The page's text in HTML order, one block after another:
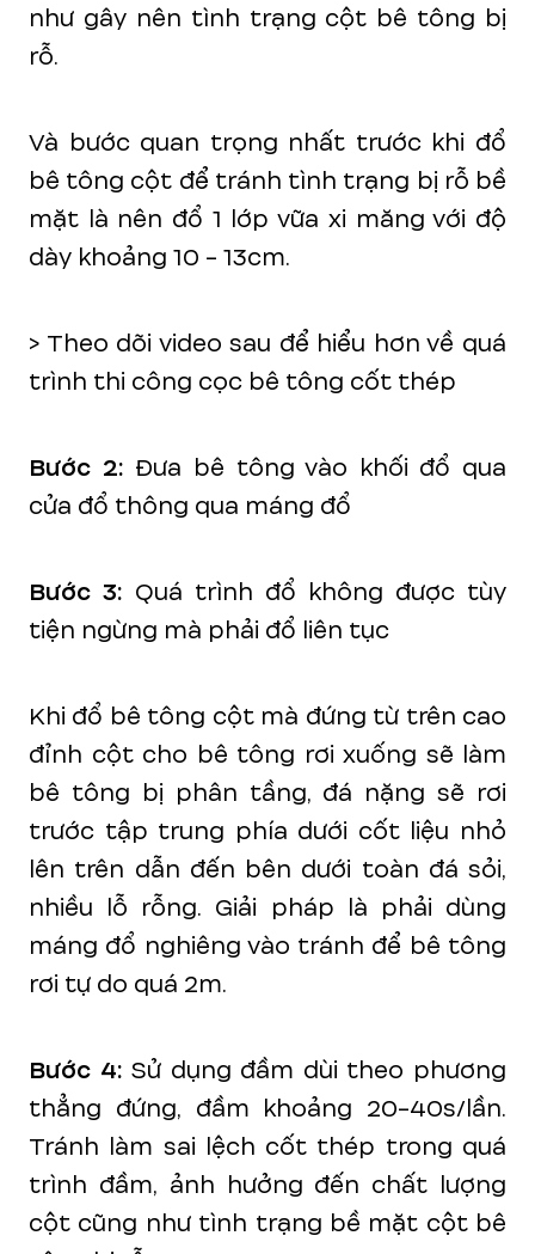
như gây nên tình trạng cột bê tông bị
rỗ.
Và bước quan trọng nhất trước khi đổ
bê tông cột để tránh tình trạng bị rỗ bề
mặt là nên đổ 1 lớp vữa xi măng với độ
dày khoảng 10 - 13cm.
> Theo dõi video sau để hiểu hơn về quá
trình thi công cọc bê tông cốt thép
Bước 2: Đưa bê tông vào khối đổ qua
cửa đổ thông qua máng đổ
Bước 3: Quá trình đổ không được tùy
tiện ngừng mà phải đổ liên tục
Khi đổ bê tông cột mà đứng từ trên cao
đỉnh cột cho bê tông rơi xuống sẽ làm
bê tông bị phân tầng, đá nặng sẽ rơi
trước tập trung phía dưới cốt liệu nhỏ
lên trên dẫn đến bên dưới toàn đá sỏi,
nhiều lỗ rỗng. Giải pháp là phải dùng
máng đổ nghiêng vào tránh để bê tông
rơi tự do quá 2m.
Bước 4: Sử dụng đầm dùi theo phương
thẳng đứng, đầm khoảng 20-40s/lần.
Tránh làm sai lệch cốt thép trong quá
trình đầm, ảnh hưởng đến chất lượng
cột cũng như tình trạng bề mặt cột bê